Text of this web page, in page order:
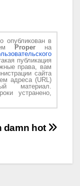
опубликован в
Proper на
публикация
права, вам
сайта
адреса (URL)
материал.
устранено,
damn hot